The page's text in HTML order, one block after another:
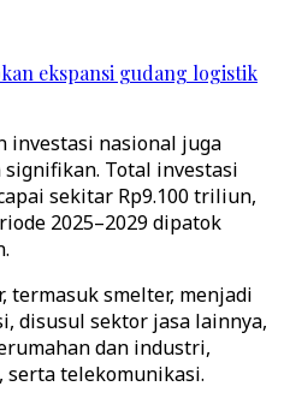
ekspansi gudang logistik
investasi nasional juga
Total investasi
sekitar Rp9.100 triliun,
2025–2029 dipatok
termasuk smelter, menjadi
disusul sektor jasa lainnya,
dan industri,
telekomunikasi.